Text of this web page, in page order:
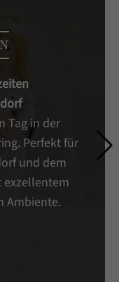
Tag in der
Perfekt für
und dem
exzellentem
Ambiente.